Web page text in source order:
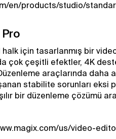
en/products/studio/
için tasarlanmış bir
çok çeşitli efektler, 4K
araçlarında daha
stabilite sorunları eksi
bir düzenleme çözümü
us/video-